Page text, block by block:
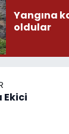
Yangına
oldular
Ekici